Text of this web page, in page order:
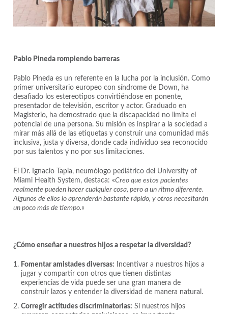
Pablo Pineda rompiendo barreras
Pablo Pineda es un referente en la lucha por la inclusión. Como
primer universitario europeo con síndrome de Down, ha
desafiado los estereotipos convirtiéndose en ponente,
presentador de televisión, escritor y actor. Graduado en
Magisterio, ha demostrado que la discapacidad no limita el
potencial de una persona. Su misión es inspirar a la sociedad a
mirar más allá de las etiquetas y construir una comunidad más
inclusiva, justa y diversa, donde cada individuo sea reconocido
por sus talentos y no por sus limitaciones.
El Dr. Ignacio Tapia, neumólogo pediátrico del University of
Miami Health System, destaca: «Creo que estos pacientes
realmente pueden hacer cualquier cosa, pero a un ritmo diferente.
Algunos de ellos lo aprenderán bastante rápido, y otros necesitarán
un poco más de tiempo.«
¿Cómo enseñar a nuestros hijos a respetar la diversidad?
Fomentar amistades diversas: Incentivar a nuestros hijos a
jugar y compartir con otros que tienen distintas
experiencias de vida puede ser una gran manera de
construir lazos y entender la diversidad de manera natural.
Corregir actitudes discriminatorias: Si nuestros hijos